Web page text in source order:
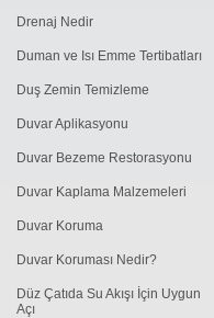
Drenaj Nedir
Duman ve Isı Emme Tertibatları
Duş Zemin Temizleme
Duvar Aplikasyonu
Duvar Bezeme Restorasyonu
Duvar Kaplama Malzemeleri
Duvar Koruma
Duvar Koruması Nedir?
Düz Çatıda Su Akışı İçin Uygun
Açı